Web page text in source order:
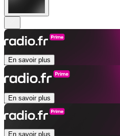
En savoir plus
En savoir plus
En savoir plus